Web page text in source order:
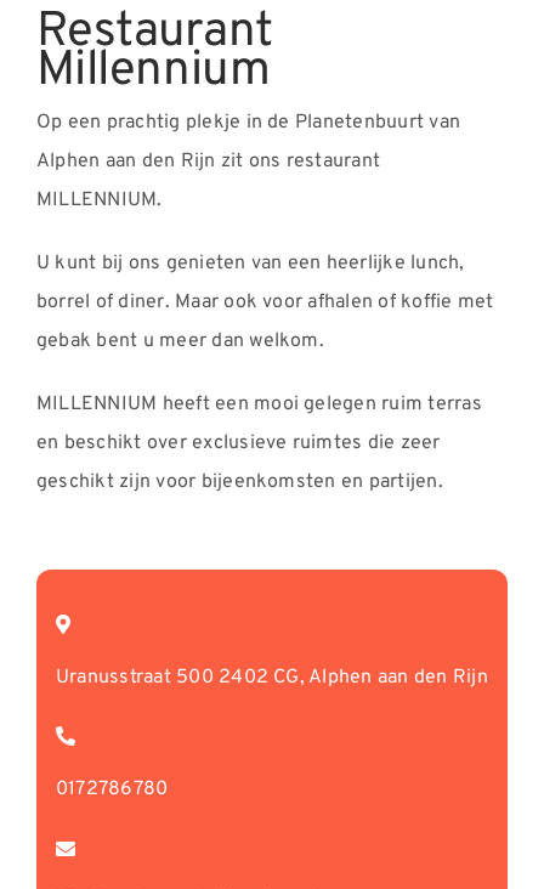
Restaurant
Millennium
Op een prachtig plekje in de Planetenbuurt van
Alphen aan den Rijn zit ons restaurant
MILLENNIUM.
U kunt bij ons genieten van een heerlijke lunch,
borrel of diner. Maar ook voor afhalen of koffie met
gebak bent u meer dan welkom.
MILLENNIUM heeft een mooi gelegen ruim terras
en beschikt over exclusieve ruimtes die zeer
geschikt zijn voor bijeenkomsten en partijen.
Uranusstraat 500 2402 CG, Alphen aan den Rijn
0172786780